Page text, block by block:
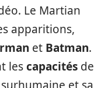
Le Martian
apparitions,
et Batman.
lescapacités de
surhumaine et sa